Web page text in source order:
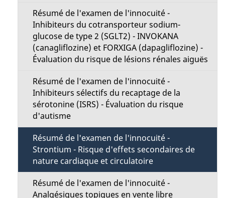
Résumé de l'examen de l'innocuité -
Inhibiteurs du cotransporteur sodium-
glucose de type 2 (SGLT2) - INVOKANA
(canagliflozine) et FORXIGA (dapagliflozine) -
Évaluation du risque de lésions rénales aiguës
Résumé de l'examen de l'innocuité -
Inhibiteurs sélectifs du recaptage de la
sérotonine (ISRS) - Évaluation du risque
d'autisme
Résumé de l'examen de l'innocuité -
Strontium - Risque d'effets secondaires de
nature cardiaque et circulatoire
Résumé de l'examen de l'innocuité -
Analgésiques topiques en vente libre